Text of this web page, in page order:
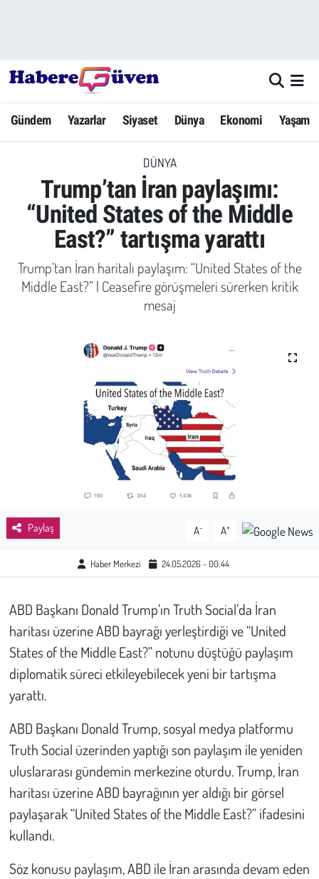
Gündem Yazarlar Siyaset Dünya Ekonomi Yaşam
DÜNYA
Trump’tan İran paylaşımı:
“United States of the Middle
East?” tartışma yarattı
Trump’tan İran haritalı paylaşım: “United States of the
Middle East?” | Ceasefire görüşmeleri sürerken kritik
mesaj
Paylaş A- A+
Haber Merkezi 24.05.2026 - 00:44
ABD Başkanı Donald Trump’ın Truth Social’da İran
haritası üzerine ABD bayrağı yerleştirdiği ve “United
States of the Middle East?” notunu düştüğü paylaşım
diplomatik süreci etkileyebilecek yeni bir tartışma
yarattı.
ABD Başkanı Donald Trump, sosyal medya platformu
Truth Social üzerinden yaptığı son paylaşım ile yeniden
uluslararası gündemin merkezine oturdu. Trump, İran
haritası üzerine ABD bayrağının yer aldığı bir görsel
paylaşarak “United States of the Middle East?” ifadesini
kullandı.
Söz konusu paylaşım, ABD ile İran arasında devam eden
Yazarlar
Dünya
Ekonomi
Yaşam
Yerel Haberler
Kültür Sanat
Bilim - Teknoloji
Hayvan Hakları
Çevre
Günün İçinden
Vefat İlanları
Tarih
Hava Durumu
Trafik Durumu
Süper Lig Puan Durumu ve Fikstür
Tüm Manşetler
Son Dakika Haberleri
Haber Arşivi